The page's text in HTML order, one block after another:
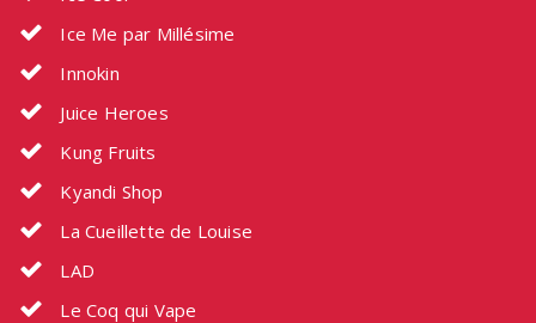
Ice Me par Millésime
Innokin
Juice Heroes
Kung Fruits
Kyandi Shop
La Cueillette de Louise
LAD
Le Coq qui Vape